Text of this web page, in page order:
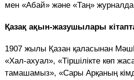
мен «Абай» және «Таң»
Қазақ ақын-жазушылары
1907 жылы Қазан қаласынан
«Хал-ахуал», «Тіршілікте көп
тамашамыз», «Сары Арқаның